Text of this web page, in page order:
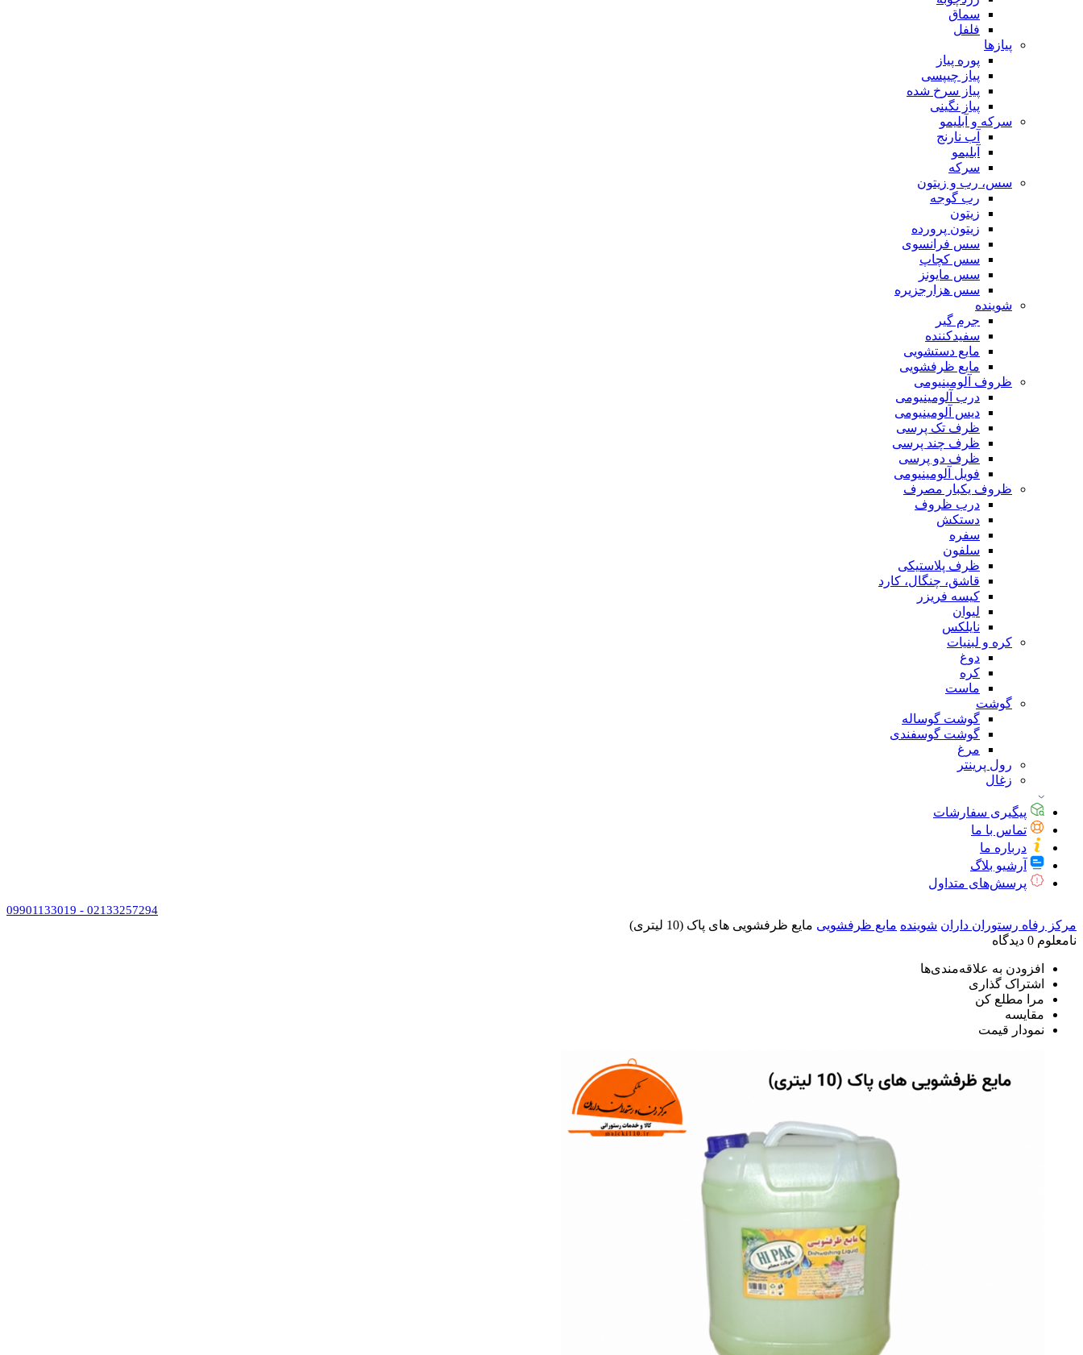
سماق
فلفل
پیازها
پوره پیاز
پیاز چیپسی
پیاز سرخ شده
پیاز نگینی
سرکه و آبلیمو
آب نارنج
آبلیمو
سرکه
سس، رب و زیتون
رب گوجه
زیتون
زیتون پرورده
سس فرانسوی
سس کچاپ
سس مایونز
سس هزارجزیره
شوینده
جرم گیر
سفیدکننده
مایع دستشویی
مایع ظرفشویی
ظروف آلومینیومی
درب آلومینیومی
دیس آلومینیومی
ظرف تک پرسی
ظرف چند پرسی
ظرف دو پرسی
فویل آلومینیومی
ظروف یکبار مصرف
درب ظروف
دستکش
سفره
سلفون
ظرف پلاستیکی
قاشق، چنگال، کارد
کیسه فریزر
لیوان
نایلکس
کره و لبنیات
دوغ
کره
ماست
گوشت
گوشت گوساله
گوشت گوسفندی
مرغ
رول پرینتر
زغال
پیگیری سفارشات
تماس با ما
درباره ما
آرشیو بلاگ
پرسش‌های متداول
09901133019 - 02133257294
مرکز رفاه رستوران داران شوینده مایع ظرفشویی مایع ظرفشویی های پاک (10 لیتری)
نامعلوم 0 دیدگاه
افزودن به علاقه‌مندی‌ها
اشتراک گذاری
مرا مطلع کن
مقایسه
نمودار قیمت